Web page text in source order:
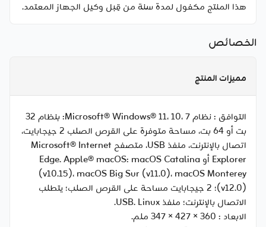
هذا المنتج مكفول لمدة سنة من قِبل وكيل الجهاز المعتمد.
الخصائص
مميزات المنتج
التوافق :
نظام Microsoft® Windows® 11، 10، 7: بنظام 32
بت أو 64 بت، مساحة متوفرة على القرص الصلب 2 جيجابايت،
اتصال بالإنترنت، منفذ USB، متصفح Microsoft® Internet
Explorer أو Edge. Apple® macOS: macOS Catalina
(v10.15)، macOS Big Sur (v11.0)، macOS Monterey
(v12.0)؛ 2 جيجابايت مساحة على القرص الصلب؛ يتطلب
الاتصال بالإنترنت؛ منفذ USB. Linux.
الابعاد : 360 × 427 × 347 ملم.